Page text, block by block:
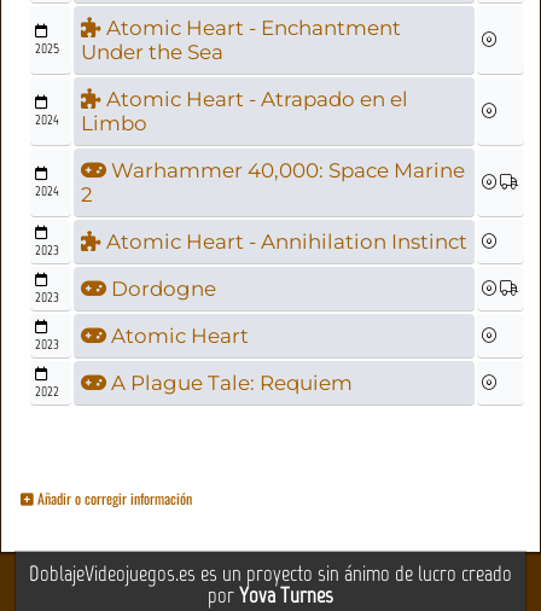
2025
Atomic Heart - Enchantment
Under the Sea
2024
Atomic Heart - Atrapado en el
Limbo
2024
Warhammer 40,000: Space Marine
2
2023 Atomic Heart - Annihilation Instinct
2023 Dordogne
2023 Atomic Heart
2022 A Plague Tale: Requiem
Añadir o corregir información
DoblajeVideojuegos.es es un proyecto sin ánimo de lucro creado
porYova Turnes